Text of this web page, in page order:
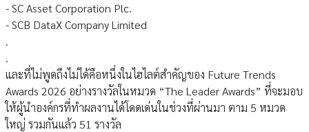
- SC Asset Corporation Plc.
- SCB DataX Company Limited
.
.
และที่ไม่พูดถึงไม่ได้คือหนึ่งในไฮไลต์สำคัญของ Future Trends
Awards 2026 อย่างรางวัลในหมวด “The Leader Awards” ที่จะมอบ
ให้ผู้นำองค์กรที่ทำผลงานได้โดดเด่นในช่วงที่ผ่านมา ตาม 5 หมวด
ใหญ่ รวมกันแล้ว 51 รางวัล